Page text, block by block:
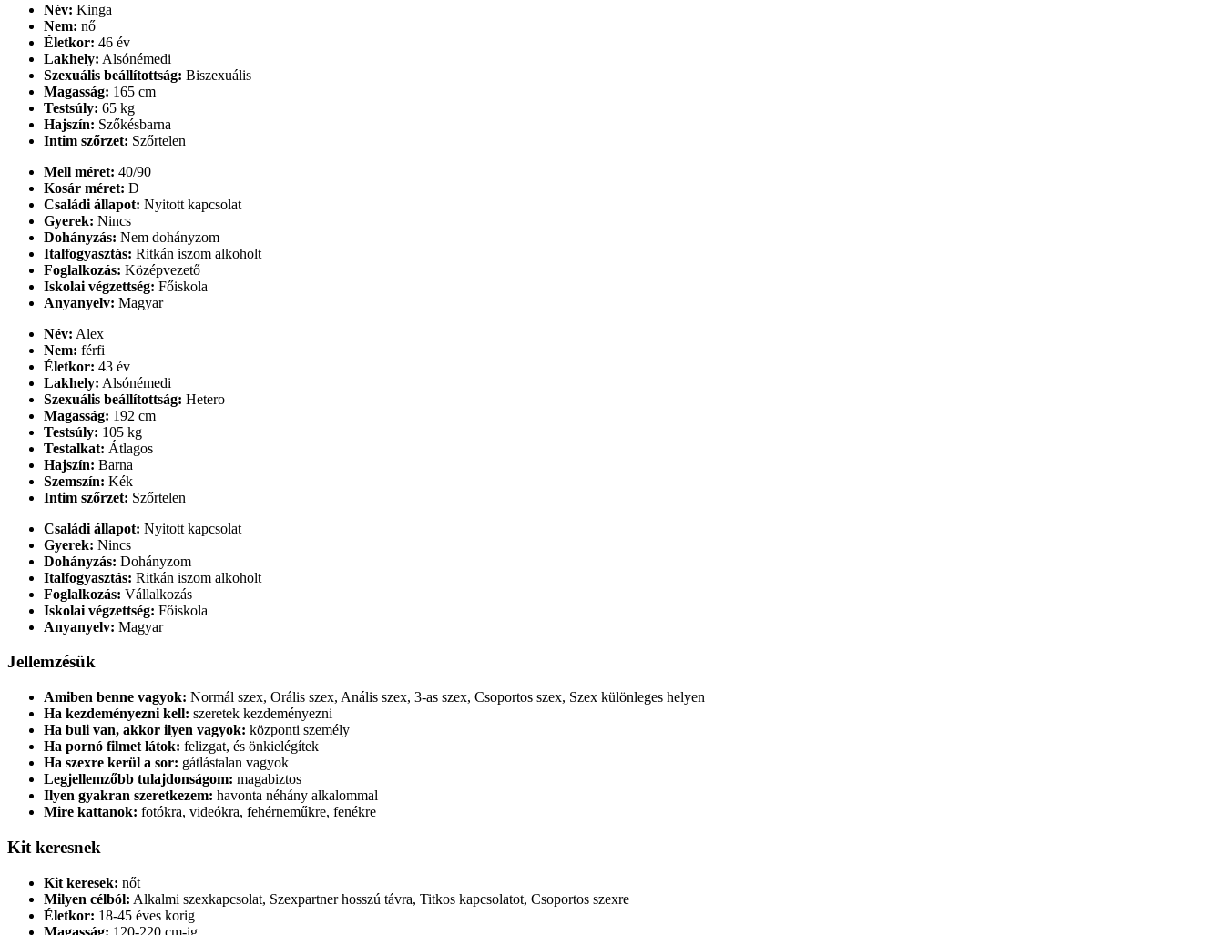
Név: Kinga
Nem: nő
Életkor: 46 év
Lakhely: Alsónémedi
Szexuális beállítottság: Biszexuális
Magasság: 165 cm
Testsúly: 65 kg
Hajszín: Szőkésbarna
Intim szőrzet: Szőrtelen
Mell méret: 40/90
Kosár méret: D
Családi állapot: Nyitott kapcsolat
Gyerek: Nincs
Dohányzás: Nem dohányzom
Italfogyasztás: Ritkán iszom alkoholt
Foglalkozás: Középvezető
Iskolai végzettség: Főiskola
Anyanyelv: Magyar
Név: Alex
Nem: férfi
Életkor: 43 év
Lakhely: Alsónémedi
Szexuális beállítottság: Hetero
Magasság: 192 cm
Testsúly: 105 kg
Testalkat: Átlagos
Hajszín: Barna
Szemszín: Kék
Intim szőrzet: Szőrtelen
Családi állapot: Nyitott kapcsolat
Gyerek: Nincs
Dohányzás: Dohányzom
Italfogyasztás: Ritkán iszom alkoholt
Foglalkozás: Vállalkozás
Iskolai végzettség: Főiskola
Anyanyelv: Magyar
Jellemzésük
Amiben benne vagyok: Normál szex, Orális szex, Anális szex, 3-as szex, Csoportos szex, Szex különleges helyen
Ha kezdeményezni kell: szeretek kezdeményezni
Ha buli van, akkor ilyen vagyok: központi személy
Ha pornó filmet látok: felizgat, és önkielégítek
Ha szexre kerül a sor: gátlástalan vagyok
Legjellemzőbb tulajdonságom: magabiztos
Ilyen gyakran szeretkezem: havonta néhány alkalommal
Mire kattanok: fotókra, videókra, fehérneműkre, fenékre
Kit keresnek
Kit keresek: nőt
Milyen célból: Alkalmi szexkapcsolat, Szexpartner hosszú távra, Titkos kapcsolatot, Csoportos szexre
Életkor: 18-45 éves korig
Magasság: 120-220 cm-ig